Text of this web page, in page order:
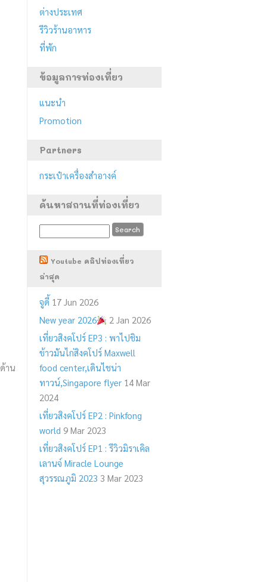
าน
ต่างประเทศ
รีวิวร้านอาหาร
ที่พัก
ข้อมูลการท่องเที่ยว
แนะนำ
Promotion
Partners
กระเป๋าเครื่องสำอางค์
ค้นหาสถานที่ท่องเที่ยว
Youtube คลิปท่องเที่ยว
ล่าสุด
จูดี้ 17 Jun 2026
New year 2026
2 Jan 2026
เที่ยวสิงคโปร์ EP3 : พาไปชิม
ข้าวมันไก่สิงคโปร์ Maxwell
food center,เดินไชน่า
ทาวน์,Singapore flyer 14 Mar
2024
เที่ยวสิงคโปร์ EP2 : Pinkfong
world 9 Mar 2023
เที่ยวสิงคโปร์ EP1 : รีวิวมิราเคิล
เลานจ์ Miracle Lounge
สุวรรณภูมิ 2023 3 Mar 2023